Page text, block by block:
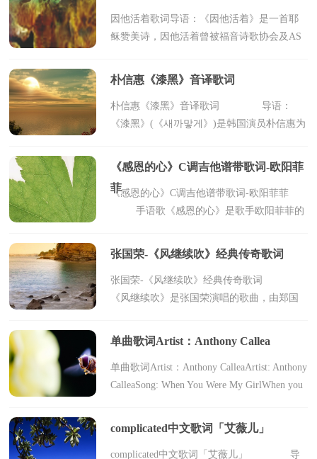
因他活着歌词导语：《因他活着》是一首耶
稣赞美诗，因他活着曾被福音诗歌协会及AS
词是什么吗?下面是小编为您收集整理的歌
朴信惠《漆黑》音译歌词
朴信惠《漆黑》音译歌词 导语：
《漆黑》(《새까맣게》)是韩国演员朴信惠为
小编为您收集整理的歌词，希望对您有所帮
《感恩的心》C调吉他谱带歌词-欧阳菲
菲
《感恩的心》C调吉他谱带歌词-欧阳菲菲
手语歌《感恩的心》是歌手欧阳菲菲的
年有大陆著名歌手陈红翻唱再次走红。歌曲
张国荣-《风继续吹》经典传奇歌词
张国荣-《风继续吹》经典传奇歌词
《风继续吹》是张国荣演唱的歌曲，由郑国
曲，收录在张国荣1983年发行的专辑《风继
单曲歌词Artist：Anthony Callea
单曲歌词Artist：Anthony CalleaArtist: Anthony
CalleaSong: When You Were My GirlWhen you
at meAnd I knew exactly how it f...
complicated中文歌词「艾薇儿」
complicated中文歌词「艾薇儿」 导